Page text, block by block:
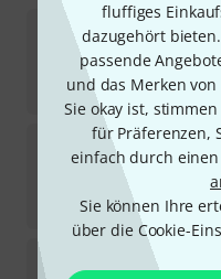
fluffiges
dazugehört
passende
und das Merken
Sie okay ist,
für Präferenzen,
einfach durch einen
Sie können Ihre
über die Cookie-
the box
Sofort
229€
the boxPA
Sofort
98 €
the box